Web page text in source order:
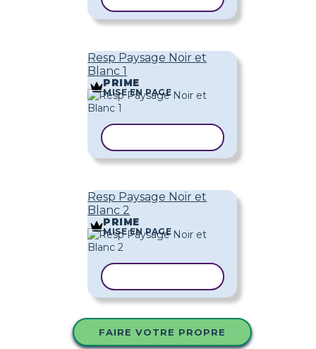
Resp Paysage Noir et
Blanc 1
PRIME
MISE EN PAGE
Resp Paysage Noir et
Blanc 2
PRIME
MISE EN PAGE
FAIRE VOTRE PROPRE